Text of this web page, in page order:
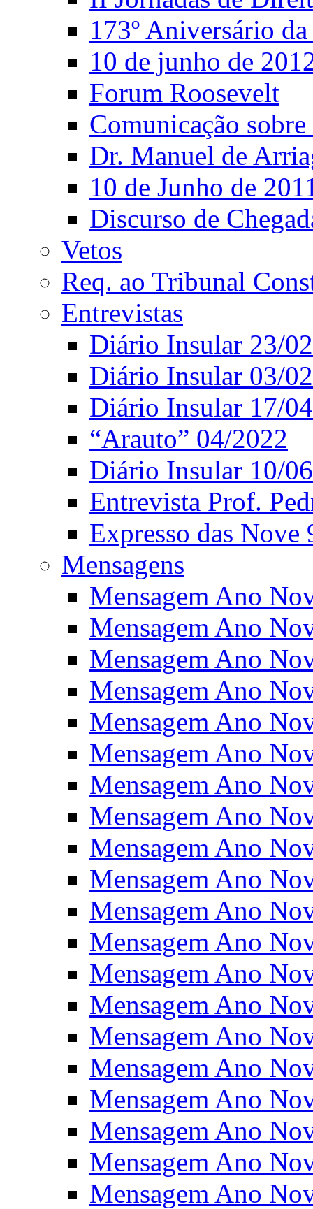
173º Aniversário
10 de junho de
Forum Roosevelt
Comunicação
Dr. Manuel de
10 de Junho de
Discurso de
Vetos
Req. ao Tribunal
Entrevistas
Diário Insular 23/
Diário Insular 03/
Diário Insular 17/
“Arauto” 04/2022
Diário Insular 10/
Entrevista Prof.
Expresso das Nove
Mensagens
Mensagem Ano
Mensagem Ano
Mensagem Ano
Mensagem Ano
Mensagem Ano
Mensagem Ano
Mensagem Ano
Mensagem Ano
Mensagem Ano
Mensagem Ano
Mensagem Ano
Mensagem Ano
Mensagem Ano
Mensagem Ano
Mensagem Ano
Mensagem Ano
Mensagem Ano
Mensagem Ano
Mensagem Ano
Mensagem Ano